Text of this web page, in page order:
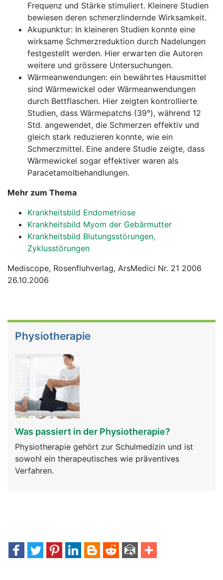
Frequenz und Stärke stimuliert. Kleinere Studien
bewiesen deren schmerzlindernde Wirksamkeit.
Akupunktur: In kleineren Studien konnte eine
wirksame Schmerzreduktion durch Nadelungen
festgestellt werden. Hier erwarten die Autoren
weitere und grössere Untersuchungen.
Wärmeanwendungen: ein bewährtes Hausmittel
sind Wärmewickel oder Wärmeanwendungen
durch Bettflaschen. Hier zeigten kontrollierte
Studien, dass Wärmepatchs (39°), während 12
Std. angewendet, die Schmerzen effektiv und
gleich stark reduzieren konnte, wie ein
Schmerzmittel. Eine andere Studie zeigte, dass
Wärmewickel sogar effektiver waren als
Paracetamolbehandlungen.
Mehr zum Thema
Krankheitsbild Endometriose
Krankheitsbild Myom der Gebärmutter
Krankheitsbild Blutungsstörungen,
Zyklusstörungen
Mediscope, Rosenfluhverlag, ArsMedici Nr. 21 2006
26.10.2006
Physiotherapie
Was passiert in der Physiotherapie?
Physiotherapie gehört zur Schulmedizin und ist
sowohl ein therapeutisches wie präventives
Verfahren.